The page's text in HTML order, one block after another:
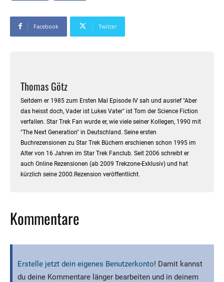
Facebook Twitter
Thomas Götz
Seitdem er 1985 zum Ersten Mal Episode IV sah und ausrief "Aber
das heisst doch, Vader ist Lukes Vater" ist Tom der Science Fiction
verfallen. Star Trek Fan wurde er, wie viele seiner Kollegen, 1990 mit
"The Next Generation" in Deutschland. Seine ersten
Buchrezensionen zu Star Trek Büchern erschienen schon 1995 im
Alter von 16 Jahren im Star Trek Fanclub. Seit 2006 schreibt er
auch Online Rezensionen (ab 2009 Trekzone-Exklusiv) und hat
kürzlich seine 2000.Rezension veröffentlicht.
Kommentare
Erstelle jetzt dein eigenes Benutzerkonto! Damit kannst
du deine Kommentare länger bearbeiten und in deinem